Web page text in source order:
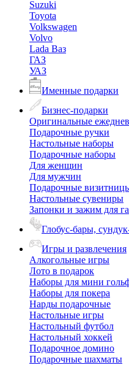
Suzuki
Toyota
Volkswagen
Volvo
Lada Ваз
ГАЗ
УАЗ
Именные подарки
Бизнес-подарки
Оригинальные
Подарочные ручки
Настольные наборы
Подарочные наборы
Для женщин
Для мужчин
Подарочные
Настольные сувениры
Запонки и зажим для
Глобус-бары,
Игры и развлечения
Алкогольные игры
Лото в подарок
Наборы для мини
Наборы для покера
Нарды подарочные
Настольные игры
Настольный футбол
Настольный хоккей
Подарочное домино
Подарочные шахматы